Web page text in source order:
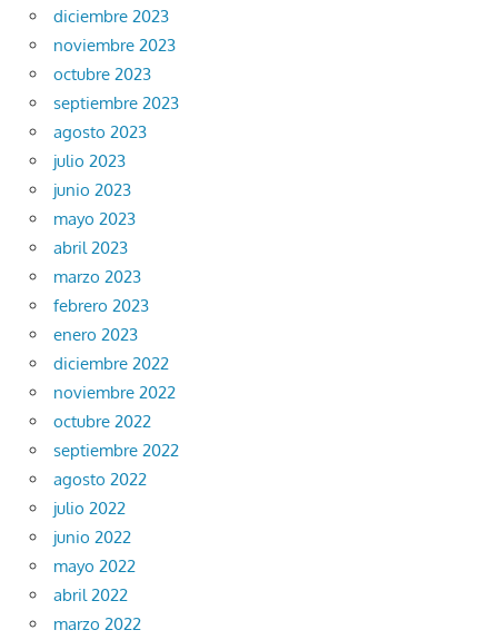
diciembre 2023
noviembre 2023
octubre 2023
septiembre 2023
agosto 2023
julio 2023
junio 2023
mayo 2023
abril 2023
marzo 2023
febrero 2023
enero 2023
diciembre 2022
noviembre 2022
octubre 2022
septiembre 2022
agosto 2022
julio 2022
junio 2022
mayo 2022
abril 2022
marzo 2022